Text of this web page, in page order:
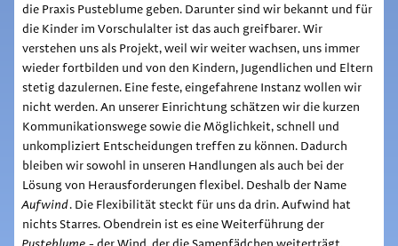
die Praxis Pusteblume geben. Darunter sind wir bekannt und für
die Kinder im Vorschulalter ist das auch greifbarer. Wir
verstehen uns als Projekt, weil wir weiter wachsen, uns immer
wieder fortbilden und von den Kindern, Jugendlichen und Eltern
stetig dazulernen. Eine feste, eingefahrene Instanz wollen wir
nicht werden. An unserer Einrichtung schätzen wir die kurzen
Kommunikationswege sowie die Möglichkeit, schnell und
unkompliziert Entscheidungen treffen zu können. Dadurch
bleiben wir sowohl in unseren Handlungen als auch bei der
Lösung von Herausforderungen flexibel. Deshalb der Name
Aufwind. Die Flexibilität steckt für uns da drin. Aufwind hat
nichts Starres. Obendrein ist es eine Weiterführung der